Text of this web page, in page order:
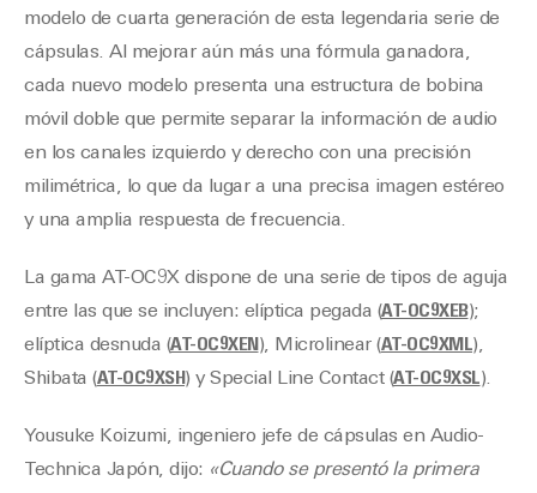
modelo de cuarta generación de esta legendaria serie de
cápsulas. Al mejorar aún más una fórmula ganadora,
cada nuevo modelo presenta una estructura de bobina
móvil doble que permite separar la información de audio
en los canales izquierdo y derecho con una precisión
milimétrica, lo que da lugar a una precisa imagen estéreo
y una amplia respuesta de frecuencia.
La gama AT-OC9X dispone de una serie de tipos de aguja
entre las que se incluyen: elíptica pegada (AT-OC9XEB);
elíptica desnuda (AT-OC9XEN ), Microlinear (AT-OC9XML),
Shibata (AT-OC9XSH) y Special Line Contact (AT-OC9XSL).
Yousuke Koizumi, ingeniero jefe de cápsulas en Audio-
Technica Japón, dijo: «Cuando se presentó la primera